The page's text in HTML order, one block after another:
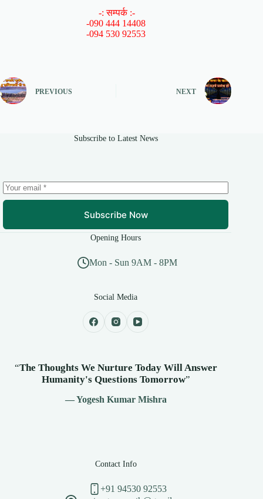
-: सम्पर्क :-
-090 444 14408
-094 530 92553
PREVIOUS NEXT
Subscribe to Latest News
Subscribe Now
Opening Hours
Mon - Sun 9AM - 8PM
Social Media
“The Thoughts We Nurture Today Will Answer
Humanity's Questions Tomorrow”
— Yogesh Kumar Mishra
Contact Info
+91 94530 92553